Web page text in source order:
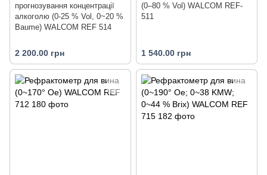
прогнозування концентрації
алкоголю (0-25 % Vol, 0~20 %
Baume) WALCOM REF 514
2 200.00 грн
(0–80 % Vol) WALCOM REF-
511
1 540.00 грн